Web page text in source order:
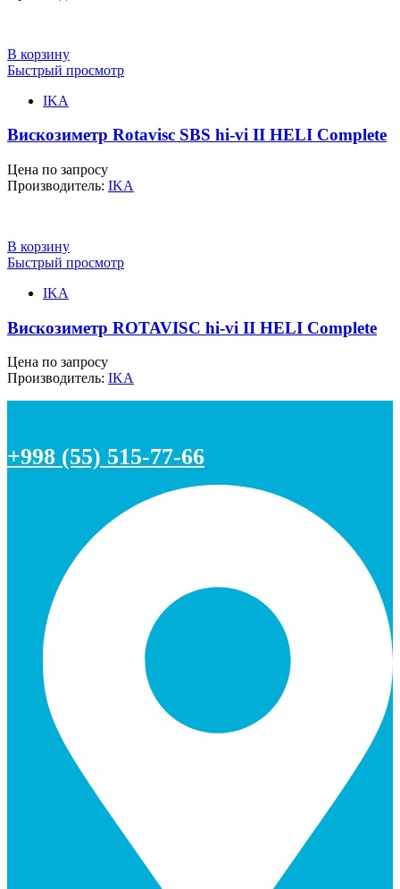
В корзину
Быстрый просмотр
IKA
Вискозиметр Rotavisc SBS hi-vi II HELI Complete
Цена по запросу
Производитель: IKA
В корзину
Быстрый просмотр
IKA
Вискозиметр ROTAVISC hi-vi II HELI Complete
Цена по запросу
Производитель: IKA
+998 (55) 515-77-66